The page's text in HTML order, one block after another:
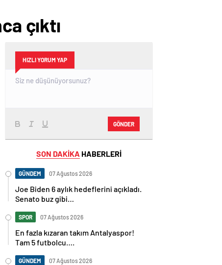
çıktı
HIZLI YORUM YAP
GÖNDER
SON DAKİKA HABERLERİ
GÜNDEM 07 Ağustos 2026
Joe Biden 6 aylık hedeflerini açıkladı.
Senato buz gibi…
SPOR 07 Ağustos 2026
En fazla kızaran takım Antalyaspor!
Tam 5 futbolcu….
GÜNDEM 07 Ağustos 2026